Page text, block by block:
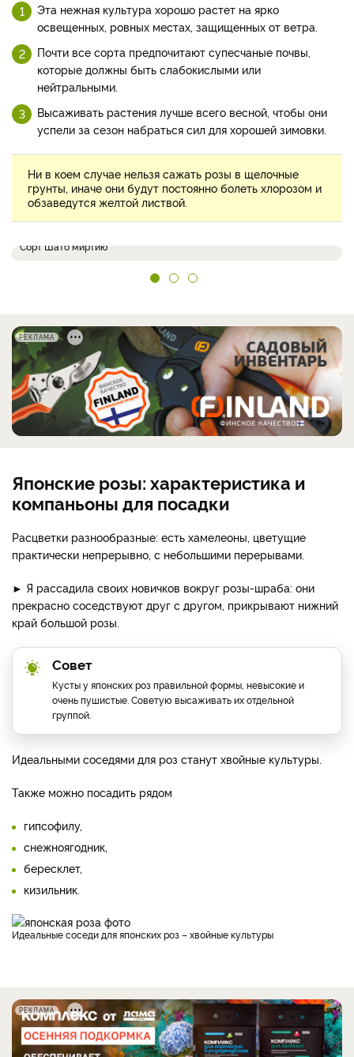
Эта нежная культура хорошо растет на ярко
освещенных, ровных местах, защищенных от ветра.
Почти все сорта предпочитают супесчаные почвы,
которые должны быть слабокислыми или
нейтральными.
Высаживать растения лучше всего весной, чтобы они
успели за сезон набраться сил для хорошей зимовки.
Ни в коем случае нельзя сажать розы в щелочные
грунты, иначе они будут постоянно болеть хлорозом и
обзаведутся желтой листвой.
Сорт Шато миртию
РЕКЛАМА
Японские розы: характеристика и
компаньоны для посадки
Расцветки разнообразные: есть хамелеоны, цветущие
практически непрерывно, с небольшими перерывами.
► Я рассадила своих новичков вокруг розы-шраба: они
прекрасно соседствуют друг с другом, прикрывают нижний
край большой розы.
Совет
Кусты у японских роз правильной формы, невысокие и
очень пушистые. Советую высаживать их отдельной
группой.
Идеальными соседями для роз станут хвойные культуры.
Также можно посадить рядом
гипсофилу,
снежноягодник,
бересклет,
кизильник.
Идеальные соседи для японских роз – хвойные культуры
РЕКЛАМА